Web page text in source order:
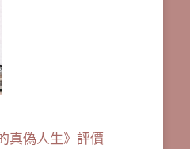
真偽人生》評價